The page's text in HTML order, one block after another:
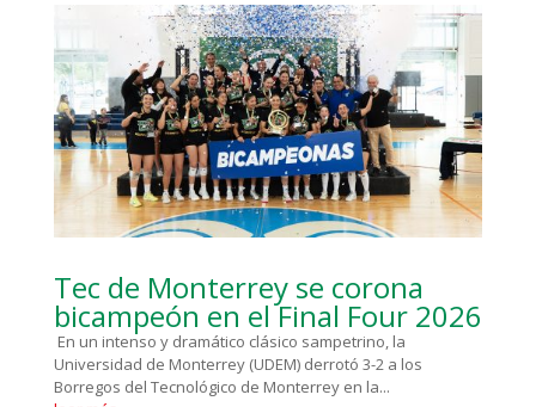
Tec de Monterrey se corona
bicampeón en el Final Four 2026
En un intenso y dramático clásico sampetrino, la
Universidad de Monterrey (UDEM) derrotó 3-2 a los
Borregos del Tecnológico de Monterrey en la...